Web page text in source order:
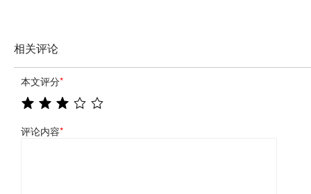
相关评论
本文评分*
评论内容*